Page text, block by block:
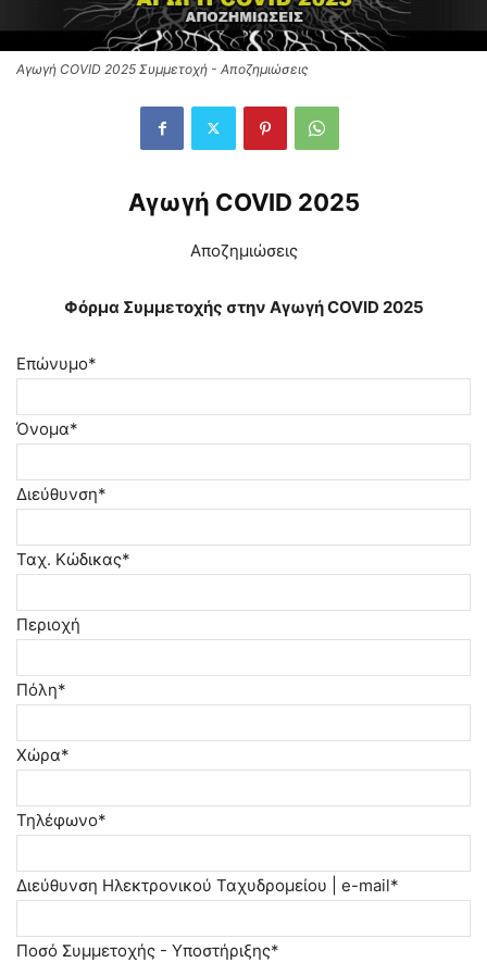
Αγωγή COVID 2025 Συμμετοχή - Αποζημιώσεις
Αγωγή COVID 2025
Αποζημιώσεις
Φόρμα Συμμετοχής στην Αγωγή COVID 2025
Επώνυμο*
Όνομα*
Διεύθυνση*
Ταχ. Κώδικας*
Περιοχή
Πόλη*
Χώρα*
Τηλέφωνο*
Διεύθυνση Ηλεκτρονικού Ταχυδρομείου | e-mail*
Ποσό Συμμετοχής - Υποστήριξης*